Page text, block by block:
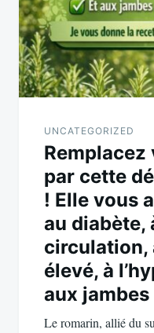
UNCATEGORIZED
par cette
! Elle vous
au diabète,
circulation,
élevé, à
aux
Le romarin, allié du